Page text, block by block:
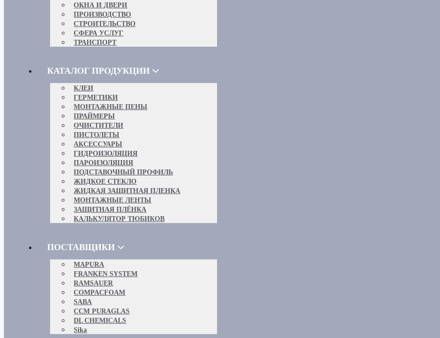
ОКНА И ДВЕРИ
ПРОИЗВОДСТВО
СТРОИТЕЛЬСТВО
СФЕРА УСЛУГ
ТРАНСПОРТ
КАТАЛОГ ПРОДУКЦИИ
КЛЕИ
ГЕРМЕТИКИ
МОНТАЖНЫЕ ПЕНЫ
ПРАЙМЕРЫ
ОЧИСТИТЕЛИ
ПИСТОЛЕТЫ
АКСЕССУАРЫ
ГИДРОИЗОЛЯЦИЯ
ПАРОИЗОЛЯЦИЯ
ПОДСТАВОЧНЫЙ ПРОФИЛЬ
ЖИДКОЕ СТЕКЛО
ЖИДКАЯ ЗАЩИТНАЯ ПЛЕНКА
МОНТАЖНЫЕ ЛЕНТЫ
ЗАЩИТНАЯ ПЛЁНКА
КАЛЬКУЛЯТОР ТЮБИКОВ
ПОСТАВЩИКИ
MAPURA
FRANKEN SYSTEM
RAMSAUER
COMPACFOAM
SABA
CCM PURAGLAS
DL CHEMICALS
Sika